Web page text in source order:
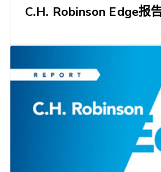
C.H. Robinson Edge报